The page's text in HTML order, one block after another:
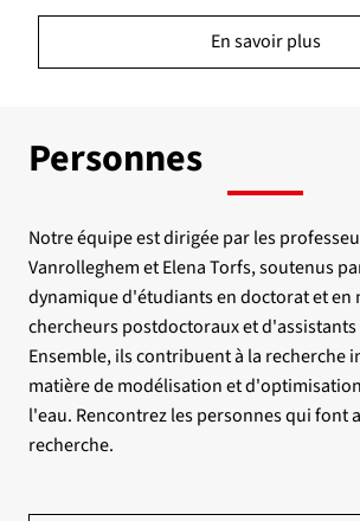
En savoir plus
Personnes
Notre équipe est dirigée par les
Vanrolleghem et Elena Torfs, soutenus
dynamique d'étudiants en doctorat et en
chercheurs postdoctoraux et d'assistants
Ensemble, ils contribuent à la recherche
matière de modélisation et
l'eau. Rencontrez les personnes qui font
recherche.